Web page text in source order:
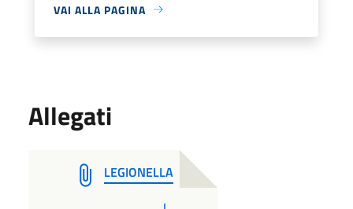
VAI ALLA PAGINA
Allegati
LEGIONELLA